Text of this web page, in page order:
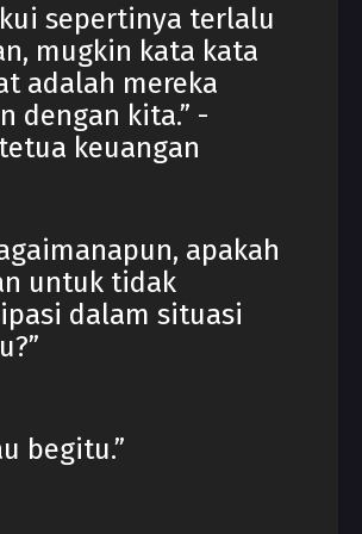
sepertinya terlalu
mugkin kata kata
adalah mereka
dengan kita.” -
keuangan
apakah
untuk tidak
dalam situasi
begitu.”